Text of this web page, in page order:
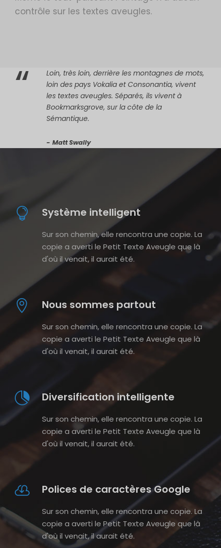
contrôle sur les textes aveugles.
“
Loin, très loin, derrière les montagnes de mots,
loin des pays Vokalia et Consonantia, vivent
les textes aveugles. Séparés, ils vivent à
Bookmarksgrove, sur la côte de la
Sémantique.
Matt Swally
Système intelligent
Sur son chemin, elle rencontra une copie. La
copie a averti le Petit Texte Aveugle que là
d'où il venait, il aurait été.
Nous sommes partout
Sur son chemin, elle rencontra une copie. La
copie a averti le Petit Texte Aveugle que là
d'où il venait, il aurait été.
Diversification intelligente
Sur son chemin, elle rencontra une copie. La
copie a averti le Petit Texte Aveugle que là
d'où il venait, il aurait été.
Polices de caractères Google
Sur son chemin, elle rencontra une copie. La
copie a averti le Petit Texte Aveugle que là
d'où il venait, il aurait été.